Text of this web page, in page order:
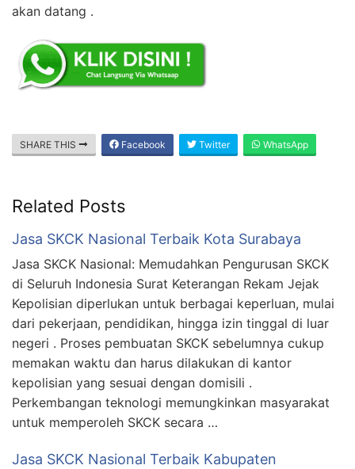
akan datang .
SHARE THIS Facebook Twitter WhatsApp
Related Posts
Jasa SKCK Nasional Terbaik Kota Surabaya
Jasa SKCK Nasional: Memudahkan Pengurusan SKCK
di Seluruh Indonesia Surat Keterangan Rekam Jejak
Kepolisian diperlukan untuk berbagai keperluan, mulai
dari pekerjaan, pendidikan, hingga izin tinggal di luar
negeri . Proses pembuatan SKCK sebelumnya cukup
memakan waktu dan harus dilakukan di kantor
kepolisian yang sesuai dengan domisili .
Perkembangan teknologi memungkinkan masyarakat
untuk memperoleh SKCK secara …
Jasa SKCK Nasional Terbaik Kabupaten